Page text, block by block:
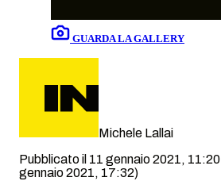
GUARDA LA GALLERY
Michele Lallai
Pubblicato il 11 gennaio 2021, 11:20
gennaio 2021, 17:32)